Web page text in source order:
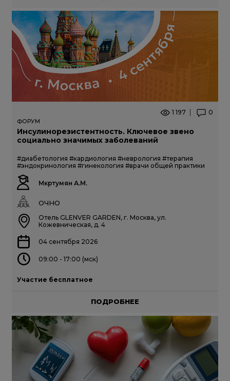
1 197 0
ФОРУМ
Инсулинорезистентность. Ключевое звено
социально значимых заболеваний
#диабетология #кардиология #неврология #терапия
#эндокринология #гинекология #врачи общей практики
Мкртумян А.М.
ОЧНО
Отель GLENVER GARDEN, г. Москва, ул.
Кожевническая, д. 4
04 сентября 2026
09:00 - 17:00 (мск)
Участие бесплатное
ПОДРОБНЕЕ